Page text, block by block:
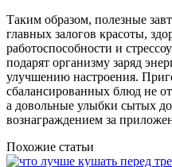
Таким образом, полезные
главных залогов красоты,
работоспособности и
подарят организму заряд
улучшению настроения.
сбалансированных блюд не
а довольные улыбки сытых
вознаграждением за
Похожие статьи